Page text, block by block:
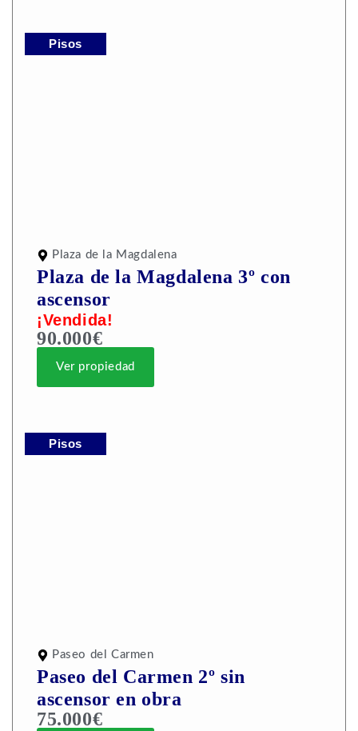
Pisos
Plaza de la Magdalena
Plaza de la Magdalena 3º con
ascensor
¡Vendida!
90.000€
Ver propiedad
Pisos
Paseo del Carmen
Paseo del Carmen 2º sin
ascensor en obra
75.000€